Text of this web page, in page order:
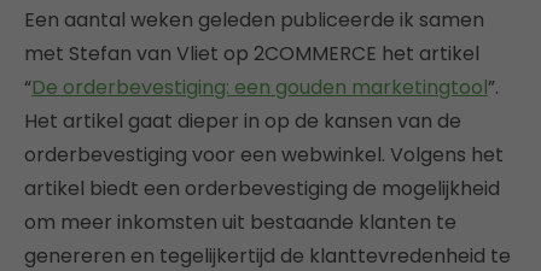
Een aantal weken geleden publiceerde ik samen
met Stefan van Vliet op 2COMMERCE het artikel
“De orderbevestiging: een gouden marketingtool”.
Het artikel gaat dieper in op de kansen van de
orderbevestiging voor een webwinkel. Volgens het
artikel biedt een orderbevestiging de mogelijkheid
om meer inkomsten uit bestaande klanten te
genereren en tegelijkertijd de klanttevredenheid te